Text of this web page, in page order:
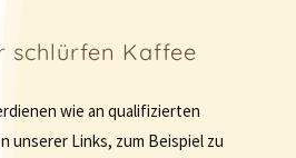
schlürfen Kaffee
wie an qualifizierten
unserer Links, zum Beispiel zu